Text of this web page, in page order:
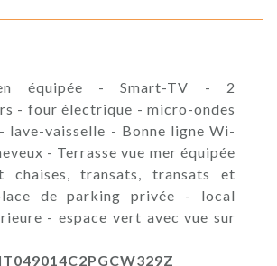
équipée - Smart-TV - 2
- four électrique - micro-ondes
lave-vaisselle - Bonne ligne Wi-
- Terrasse vue mer équipée
transats, transats et
de parking privée - local
- espace vert avec vue sur